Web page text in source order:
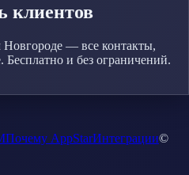
клиентов
— все контакты,
Бесплатно и без ограничений.
Почему AppStarИнтеграции©